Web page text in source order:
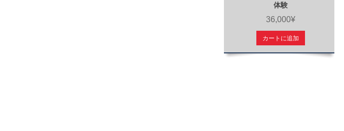
体験
36,000¥
カートに追加